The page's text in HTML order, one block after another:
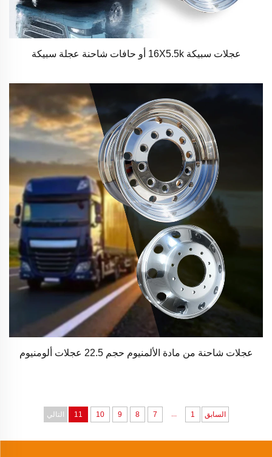
عجلات سبيكة 16X5.5k أو حافات شاحنة عجلة سبيكة
عجلات شاحنة من مادة الألمنيوم حجم 22.5 عجلات ألومنيوم
السابق 1
...
7
8
9
10
11 التالي